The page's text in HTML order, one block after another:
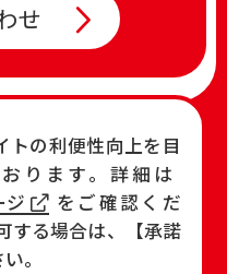
トの利便性向上を目
ります。詳細は
ジ
をご確認くだ
する場合は、【承諾
。
せ
一覧・チラシ
すめ商品